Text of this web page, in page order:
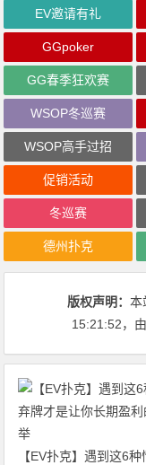
EV邀请有礼
GGpoker
GG春季狂欢赛
WSOP冬巡赛
WSOP高手过招
促销活动
冬巡赛
德州扑克
版权声明：本
15:21:52，
【EV扑克】遇到这6